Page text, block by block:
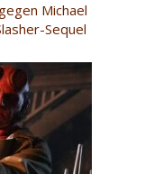
Michael
Sequel